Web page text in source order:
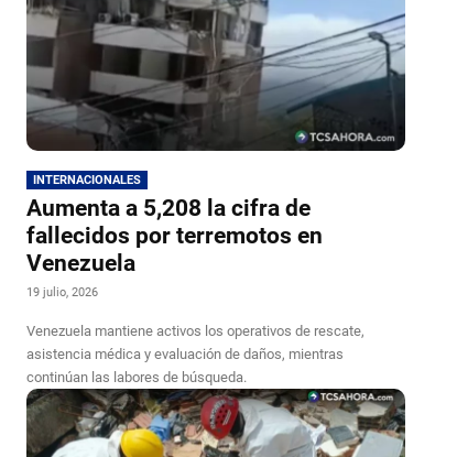
INTERNACIONALES
Aumenta a 5,208 la cifra de
fallecidos por terremotos en
Venezuela
19 julio, 2026
Venezuela mantiene activos los operativos de rescate,
asistencia médica y evaluación de daños, mientras
continúan las labores de búsqueda.